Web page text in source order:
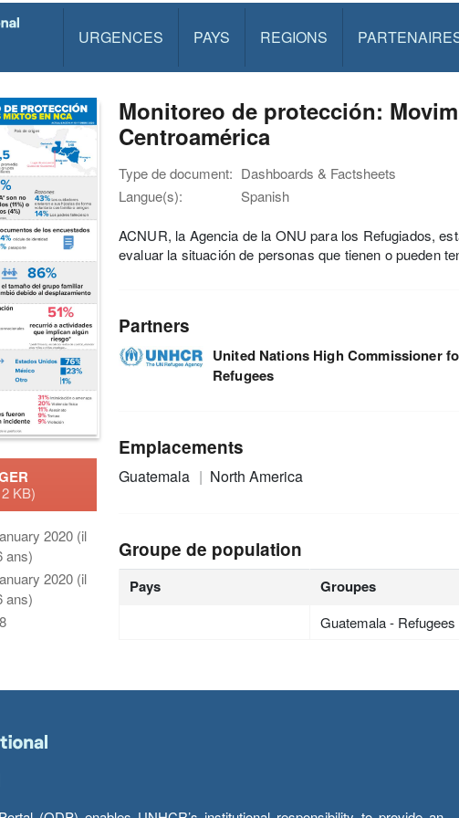
URGENCES PAYS REGIONS
KB)
2020 (il
ans)
2020 (il
ans)
Monitoreo de protección:
Centroamérica
Type de document: Dashboards & Factsheets
Langue(s):
Spanish
ACNUR, la Agencia de la ONU para los Refugiados,
evaluar la situación de personas que tienen o pueden
Partners
United Nations High Commissioner
Refugees
Emplacements
Guatemala North America
Groupe de population
Pays Groupes
Guatemala - Refugees